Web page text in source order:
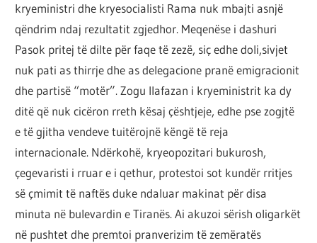
kryeministri dhe kryesocialisti Rama nuk mbajti asnjë
qëndrim ndaj rezultatit zgjedhor. Meqenëse i dashuri
Pasok pritej të dilte për faqe të zezë, siç edhe doli,sivjet
nuk pati as thirrje dhe as delegacione pranë emigracionit
dhe partisë “motër”. Zogu llafazan i kryeministrit ka dy
ditë që nuk cicëron rreth kësaj çështjeje, edhe pse zogjtë
e të gjitha vendeve tuitërojnë këngë të reja
internacionale. Ndërkohë, kryeopozitari bukurosh,
çegevaristi i rruar e i qethur, protestoi sot kundër rritjes
së çmimit të naftës duke ndaluar makinat për disa
minuta në bulevardin e Tiranës. Ai akuzoi sërish oligarkët
në pushtet dhe premtoi pranverizim të zemëratës